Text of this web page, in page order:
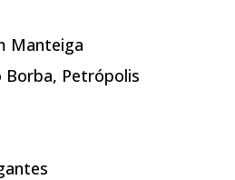
Manteiga
Borba, Petrópolis